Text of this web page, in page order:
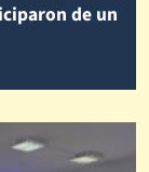
de un